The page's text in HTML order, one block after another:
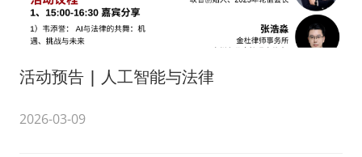
活动预告 | 人工智能与法律
2026-03-09